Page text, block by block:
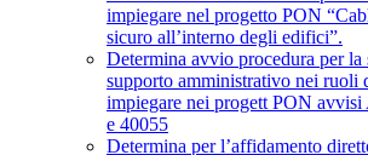
impiegare nel progetto PON
sicuro all’interno degli edifici”.
Determina avvio procedura per
supporto amministrativo nei ruoli
impiegare nei progett PON
e 40055
Determina per l’affidamento